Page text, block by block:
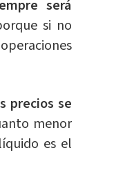
será
si no
precios se
menor
es el